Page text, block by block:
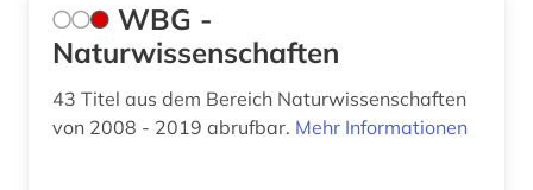
WBG -
Naturwissenschaften
43 Titel aus dem Bereich Naturwissenschaften
von 2008 - 2019 abrufbar. Mehr Informationen